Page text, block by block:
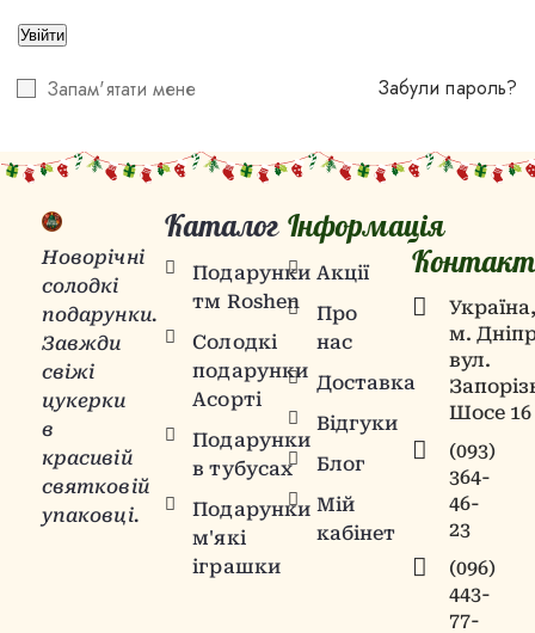
Увійти
Запам'ятати мене Забули пароль?
Новорічні
солодкі
подарунки.
Завжди
свіжі
цукерки
в
красивій
святковій
упаковці.
Каталог
Подарунки
тм Roshen
Солодкі
подарунки
Асорті
Подарунки
в тубусах
Подарунки
м'які
іграшки
Інформація
Акції
Про
нас
Доставка
Відгуки
Блог
Мій
кабінет
м.
вул.
Шосе 16
(093)
364-
46-
23
(096)
443-
77-